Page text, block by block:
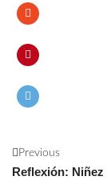
Previous
Reflexión: Niñez